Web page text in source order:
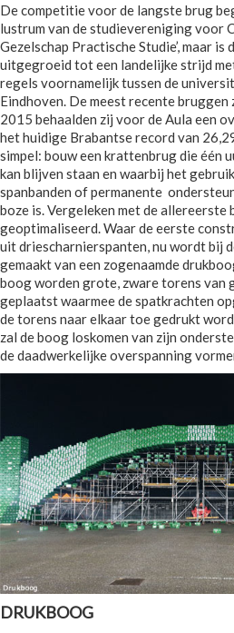
De competitie voor de langste brug
lustrum van de studievereniging voor
Gezelschap Practische Studie’, maar is
uitgegroeid tot een landelijke strijd
regels voornamelijk tussen de
Eindhoven. De meest recente
2015 behaalden zij voor de Aula een
het huidige Brabantse record van
simpel: bouw een krattenbrug die één
kan blijven staan en waarbij het
spanbanden of permanente
boze is. Vergeleken met de allereerste
geoptimaliseerd. Waar de eerste
uit driescharnierspanten, nu wordt bij
gemaakt van een zogenaamde
boog worden grote, zware torens van
geplaatst waarmee de spatkrachten
de torens naar elkaar toe gedrukt
zal de boog loskomen van zijn
de daadwerkelijke overspanning
DRUKBOOG